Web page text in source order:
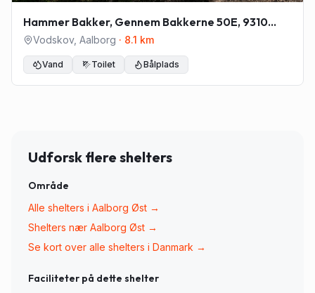
Hammer Bakker, Gennem Bakkerne 50E, 9310
Vodskov
Vodskov, Aalborg · 8.1 km
Vand Toilet Bålplads
Udforsk flere shelters
Område
Alle shelters i Aalborg Øst →
Shelters nær Aalborg Øst →
Se kort over alle shelters i Danmark →
Faciliteter på dette shelter